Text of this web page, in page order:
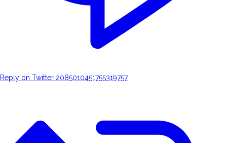
Reply on Twitter 2085010451755319757